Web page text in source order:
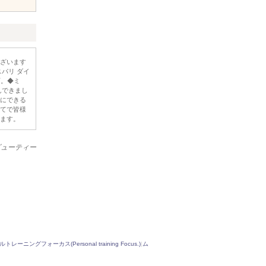
います
リ ダイ
。◆ミ
きまし
できる
で皆様
す。
ーティー
トレーニングフォーカス(Personal training Focus.)| ム